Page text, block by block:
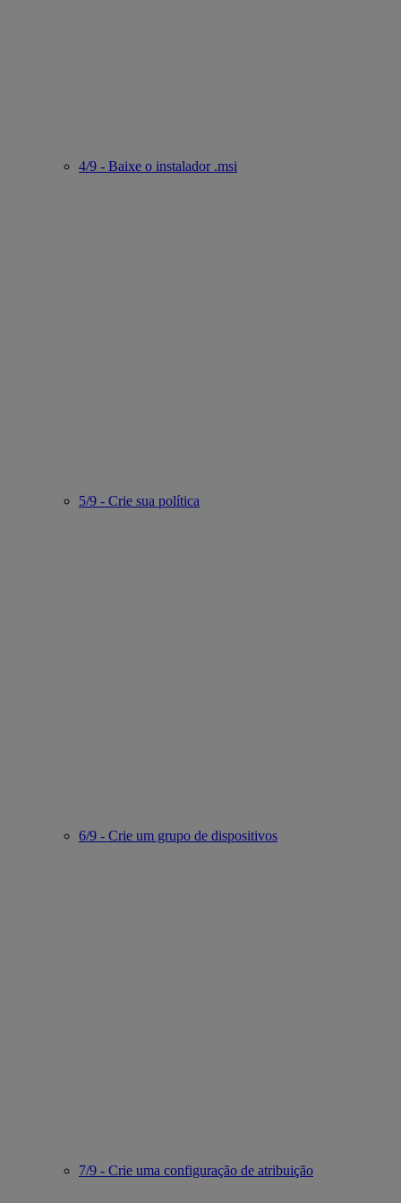
4/9 - Baixe o instalador .msi
5/9 - Crie sua política
6/9 - Crie um grupo de dispositivos
7/9 - Crie uma configuração de atribuição